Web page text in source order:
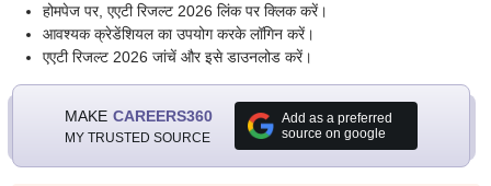
होमपेज पर, एएटी रिजल्ट 2026 लिंक पर क्लिक करें।
आवश्यक क्रेडेंशियल का उपयोग करके लॉगिन करें।
एएटी रिजल्ट 2026 जांचें और इसे डाउनलोड करें।
MAKE CAREERS360
MY TRUSTED SOURCE
Add as a preferred
source on google